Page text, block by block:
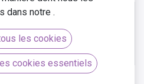
contacter un
dans notre .
les cookies
cookies essentiels